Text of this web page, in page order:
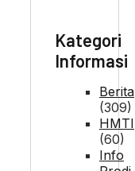
Kategori
Informasi
Berita
(309)
HMTI
(60)
Info